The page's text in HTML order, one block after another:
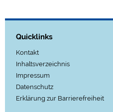
Quicklinks
Kontakt
Inhaltsverzeichnis
Impressum
Datenschutz
Erklärung zur Barrierefreiheit